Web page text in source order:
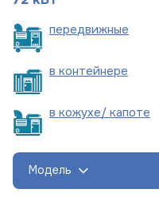
передвижные
в контейнере
в кожухе/ капоте
Модель